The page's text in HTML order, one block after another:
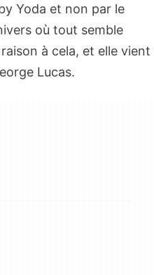
Yoda et non par le
où tout semble
à cela, et elle vient
Lucas.